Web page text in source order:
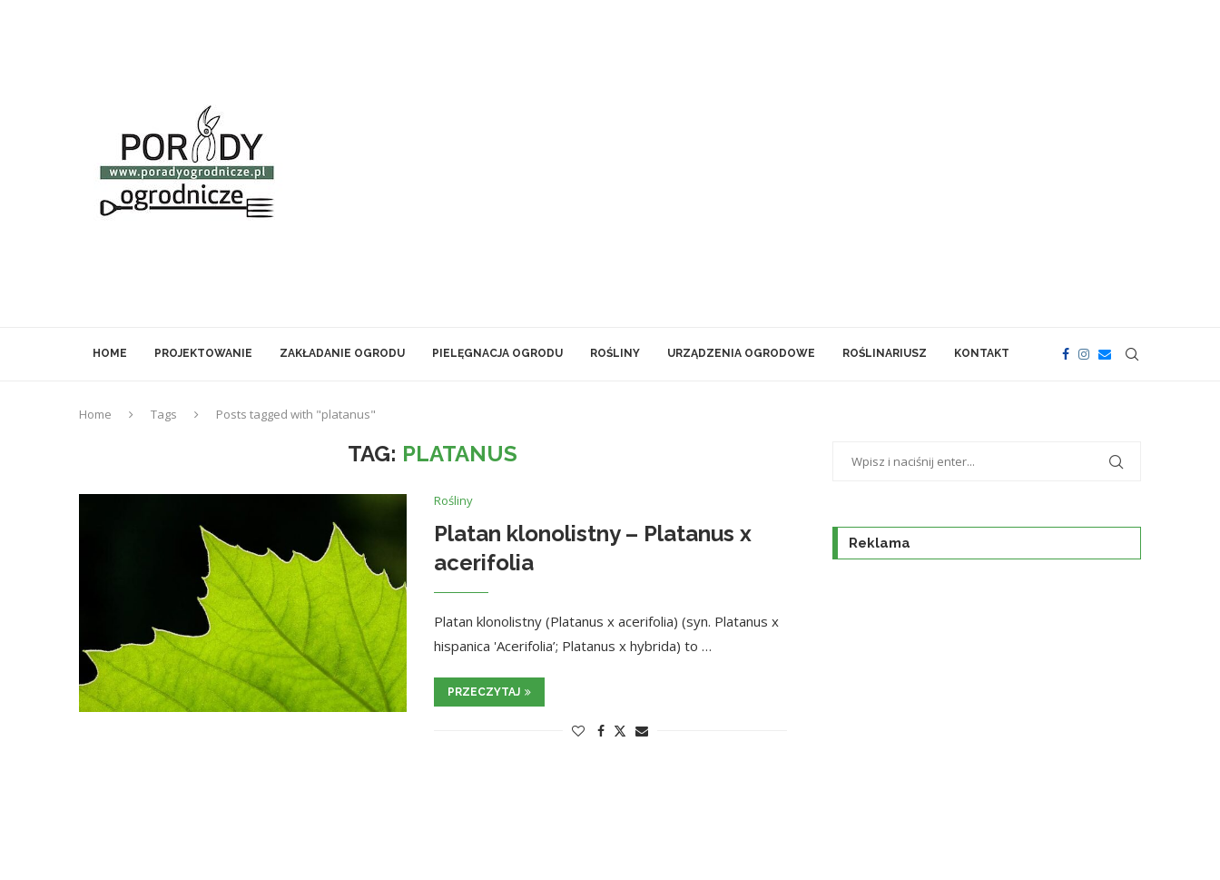
HOME PROJEKTOWANIE ZAKŁADANIE OGRODU PIELĘGNACJA OGRODU ROŚLINY URZĄDZENIA OGRODOWE ROŚLINARIUSZ KONTAKT
Home Tags Posts tagged with "platanus"
TAG: PLATANUS
Rośliny
Platan klonolistny – Platanus x
acerifolia
Platan klonolistny (Platanus x acerifolia) (syn. Platanus x
hispanica 'Acerifolia’; Platanus x hybrida) to …
PRZECZYTAJ
Reklama